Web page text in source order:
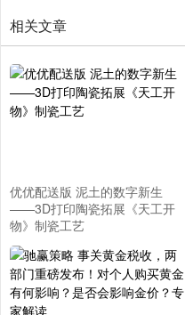
相关文章
优优配送版 泥土的数字新生
——3D打印陶瓷拓展《天工开
物》制瓷工艺